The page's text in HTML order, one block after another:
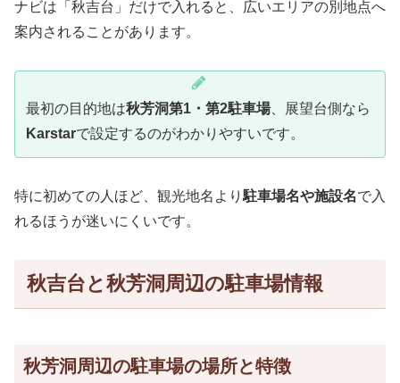
ナビは「秋吉台」だけで入れると、広いエリアの別地点へ
案内されることがあります。
最初の目的地は秋芳洞第1・第2駐車場、展望台側なら
Karstarで設定するのがわかりやすいです。
特に初めての人ほど、観光地名より 駐車場名や施設名で入
れるほうが迷いにくいです。
秋吉台と秋芳洞周辺の駐車場情報
秋芳洞周辺の駐車場の場所と特徴